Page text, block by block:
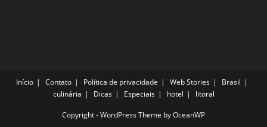
Início Contato Política de privacidade Web Stories
Brasil
culinária
Dicas Especiais hotel litoral
Copyright - WordPress Theme by OceanWP